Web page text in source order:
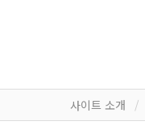
사이트 소개